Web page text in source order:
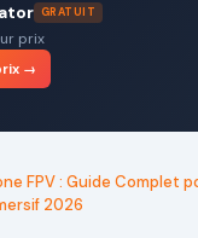
GRATUIT
prix
→
FPV : Guide Complet
2026